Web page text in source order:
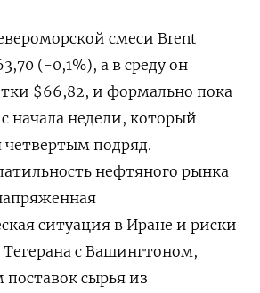
смеси Brent
(-0,1%), а в среду он
$66,82, и формально пока
начала ⁠недели, который
четвертым подряд.
нефтяного рынка
ситуация в Иране и риски
с Вашингтоном,
сырья из